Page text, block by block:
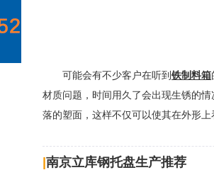
可能会有不少客户在听到铁制料箱
材质问题，时间用久了会出现生锈的
落的塑面，这样不仅可以使其在外形
南京立库钢托盘生产推荐